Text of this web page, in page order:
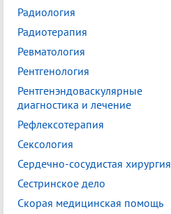
Радиология
Радиотерапия
Ревматология
Рентгенология
Рентгенэндоваскулярные
диагностика и лечение
Рефлексотерапия
Сексология
Сердечно-сосудистая хирургия
Сестринское дело
Скорая медицинская помощь